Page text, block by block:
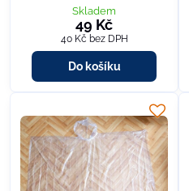
Skladem
49 Kč
40 Kč bez DPH
Do košíku